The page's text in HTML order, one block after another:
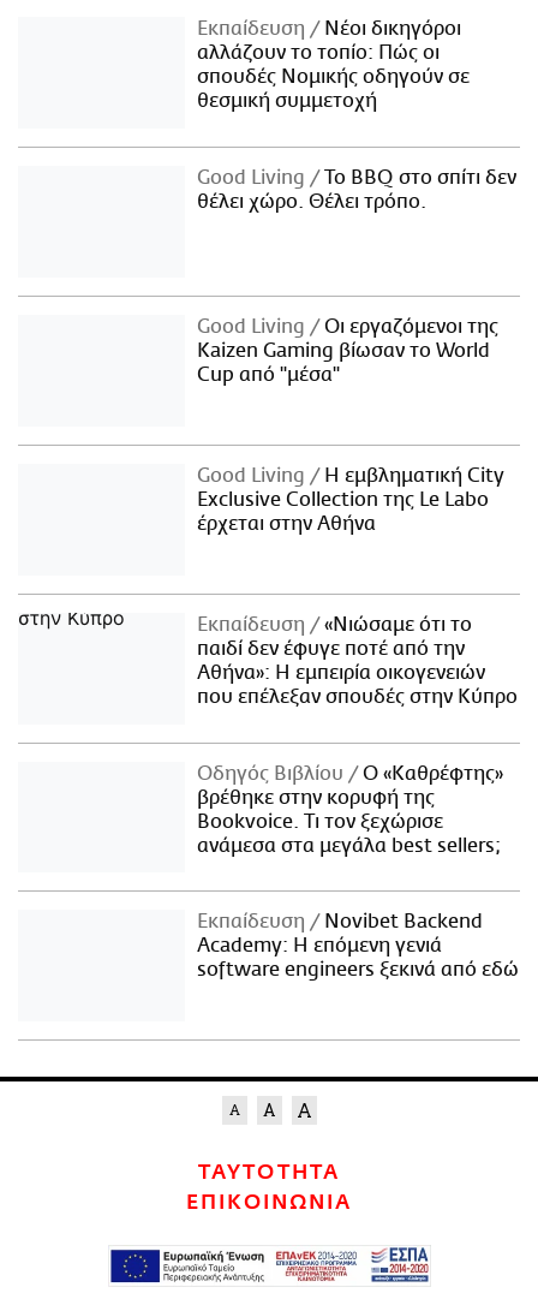
Εκπαίδευση
Νέοι δικηγόροι
αλλάζουν το τοπίο: Πώς οι
σπουδές Νομικής οδηγούν σε
θεσμική συμμετοχή
Good Living
Το BBQ στο σπίτι δεν
θέλει χώρο. Θέλει τρόπο.
Good Living
Οι εργαζόμενοι της
Kaizen Gaming βίωσαν το World
Cup από "μέσα"
Good Living
Η εμβληματική City
Exclusive Collection της Le Labo
έρχεται στην Αθήνα
Εκπαίδευση
«Νιώσαμε ότι το
παιδί δεν έφυγε ποτέ από την
Αθήνα»: Η εμπειρία οικογενειών
που επέλεξαν σπουδές στην Κύπρο
Οδηγός Βιβλίου
Ο «Καθρέφτης»
βρέθηκε στην κορυφή της
Bookvoice. Τι τον ξεχώρισε
ανάμεσα στα μεγάλα best sellers;
Εκπαίδευση
Novibet Backend
Academy: Η επόμενη γενιά
software engineers ξεκινά από εδώ
ΤΑΥΤΟΤΗΤΑ
ΕΠΙΚΟΙΝΩΝΙΑ